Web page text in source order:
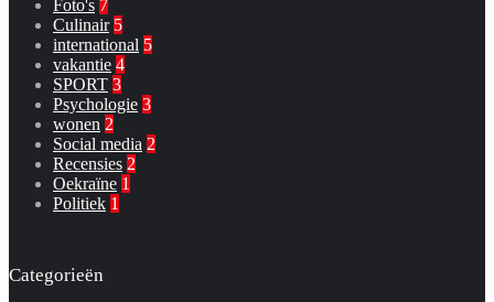
Foto's 7
Culinair 5
international 5
vakantie 4
SPORT 3
Psychologie 3
wonen 2
Social media 2
Recensies 2
Oekraïne 1
Politiek 1
Categorieën